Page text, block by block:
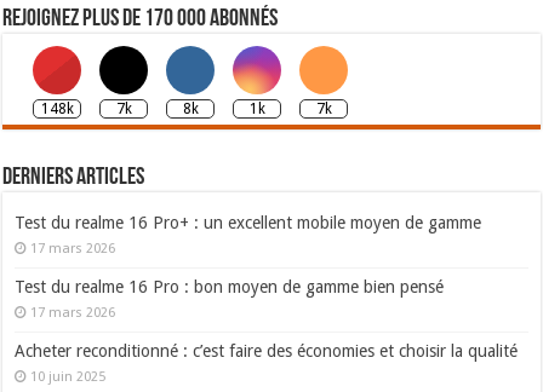
Rejoignez plus de 170 000 abonnés
148k 7k 8k 1k 7k
Derniers articles
Test du realme 16 Pro+ : un excellent mobile moyen de gamme
17 mars 2026
Test du realme 16 Pro : bon moyen de gamme bien pensé
17 mars 2026
Acheter reconditionné : c’est faire des économies et choisir la qualité
10 juin 2025